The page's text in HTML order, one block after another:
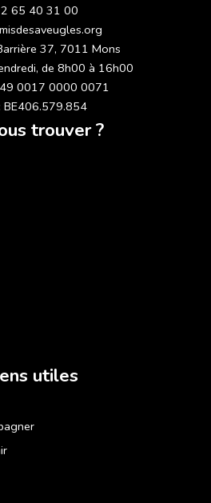
65 40 31 00
37, 7011 Mons
de 8h00 à 16h00
0017 0000 0071
BE406.579.854
trouver ?
utiles